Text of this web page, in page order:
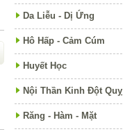
Da Liễu - Dị Ứng
Hô Hấp - Cảm Cúm
Huyết Học
Nội Thần Kinh Đột Quỵ
Răng - Hàm - Mặt